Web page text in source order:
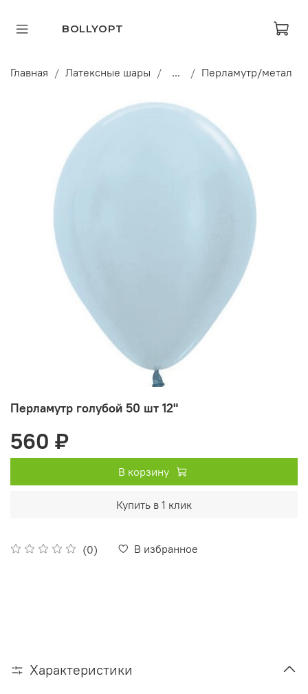
BOLLYOPT
Главная Латексные шары ... Перламутр/метал
Перламутр голубой 50 шт 12"
(0) В избранное
560 ₽
В корзину
Купить в 1 клик
Характеристики